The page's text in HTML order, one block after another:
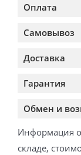
Оплата
Самовывоз
Доставка
Гарантия
Обмен и
Информация о
складе,